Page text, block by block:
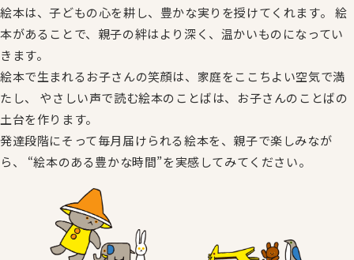
絵本は、子どもの心を耕し、豊かな実りを授けてくれます。
絵
本があることで、親子の絆はより深く、温かいものになってい
きます。
絵本で生まれるお子さんの笑顔は、家庭をここちよい空気で満
たし、
やさしい声で読む絵本のことばは、お子さんのことばの
土台を作ります。
発達段階にそって毎月届けられる絵本を、親子で楽しみなが
ら、
“絵本のある豊かな時間”を実感してみてください。